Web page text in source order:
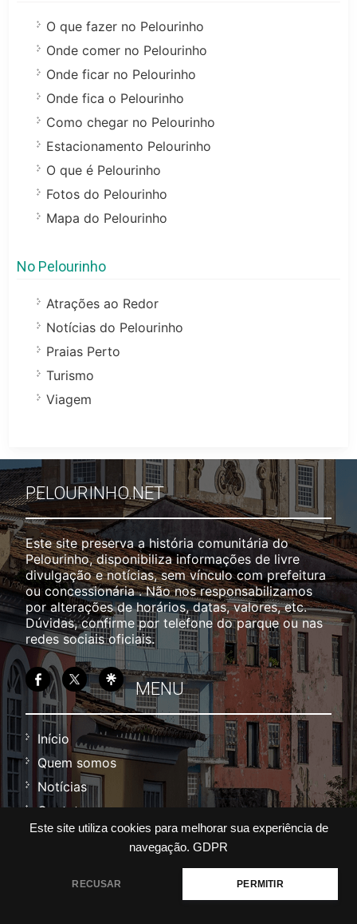
Este site utiliza cookies para melhorar sua experiência de
navegação. GDPR
RECUSAR PERMITIR
O que fazer no Pelourinho
Onde comer no Pelourinho
Onde ficar no Pelourinho
Onde fica o Pelourinho
Como chegar no Pelourinho
Estacionamento Pelourinho
O que é Pelourinho
Fotos do Pelourinho
Mapa do Pelourinho
No Pelourinho
Atrações ao Redor
Notícias do Pelourinho
Praias Perto
Turismo
Viagem
PELOURINHO.NET
Este site preserva a história comunitária do
Pelourinho, disponibiliza informações de livre
divulgação e notícias, sem vínculo com prefeitura
ou concessionária . Não nos responsabilizamos
por alterações de horários, datas, valores, etc.
Dúvidas, confirme por telefone do parque ou nas
redes sociais oficiais.
MENU
Início
Quem somos
Notícias
Contato
Política